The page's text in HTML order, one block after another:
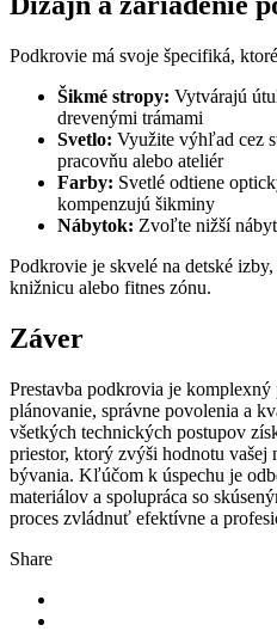
Podkrovie má svoje špecifiká,
Šikmé stropy: Vytvárajú
drevenými trámami
Svetlo: Využite výhľad cez
pracovňu alebo ateliér
Farby: Svetlé odtiene
kompenzujú šikminy
Nábytok: Zvoľte nižší
Podkrovie je skvelé na detské
knižnicu alebo fitnes zónu.
Záver
Prestavba podkrovia je
plánovanie, správne povolenia a
všetkých technických postupov
priestor, ktorý zvýši hodnotu
bývania. Kľúčom k úspechu je
materiálov a spolupráca so
proces zvládnuť efektívne a
Share